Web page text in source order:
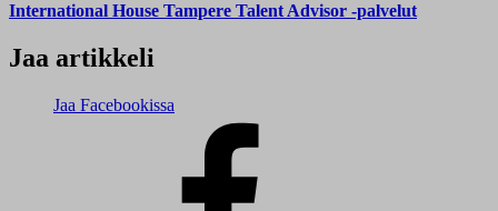
International House Tampere Talent Advisor -palvelut
Jaa artikkeli
Jaa Facebookissa